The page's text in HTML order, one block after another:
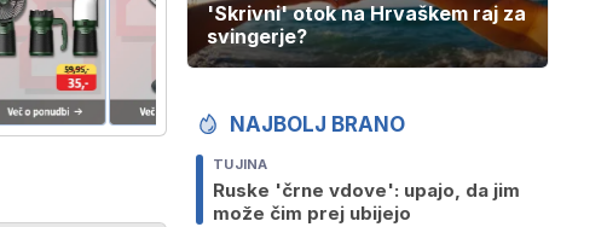
'Skrivni' otok na Hrvaškem raj za
svingerje?
NAJBOLJ BRANO
TUJINA
Ruske 'črne vdove': upajo, da jim
može čim prej ubijejo